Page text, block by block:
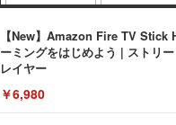
【New】Amazon Fire TV Stick
ーミングをはじめよう | ストリ
レイヤー
￥6,980